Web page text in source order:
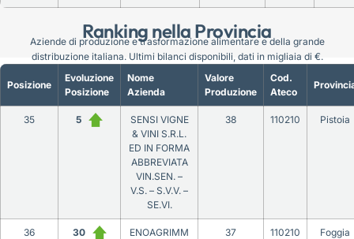
Ranking nella Provincia
Posizione
Evoluzione
Posizione
Nome
Azienda
Valore
Produzione
Cod.
Ateco
35 5
SENSI VIGNE
& VINI S.R.L.
ED IN FORMA
ABBREVIATA
VIN.SEN. –
V.S. – S.V.V. –
SE.VI.
38 110210 Pistoia
36 30
ENOAGRIMM
37 110210 Foggia
Aziende di produzione e trasformazione alimentare e della grande
distribuzione italiana. Ultimi bilanci disponibili, dati in migliaia di €.